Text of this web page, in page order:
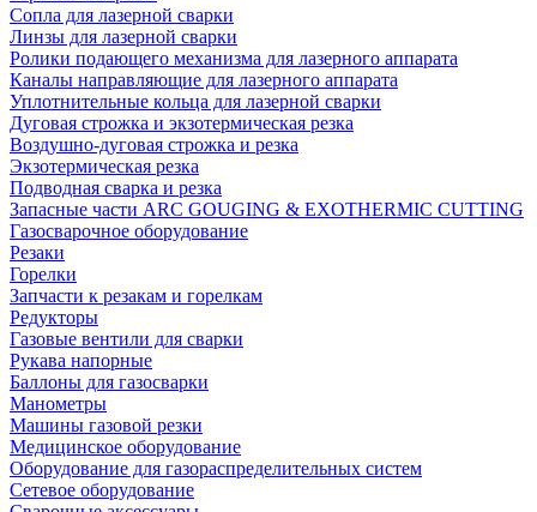
Сопла для лазерной сварки
Линзы для лазерной сварки
Ролики подающего механизма для лазерного аппарата
Каналы направляющие для лазерного аппарата
Уплотнительные кольца для лазерной сварки
Дуговая строжка и экзотермическая резка
Воздушно-дуговая строжка и резка
Экзотермическая резка
Подводная сварка и резка
Запасные части ARC GOUGING & EXOTHERMIC CUTTING
Газосварочное оборудование
Резаки
Горелки
Запчасти к резакам и горелкам
Редукторы
Газовые вентили для сварки
Рукава напорные
Баллоны для газосварки
Манометры
Машины газовой резки
Медицинское оборудование
Оборудование для газораспределительных систем
Сетевое оборудование